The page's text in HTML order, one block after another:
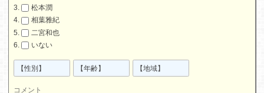
松本潤
相葉雅紀
二宮和也
いない
コメント